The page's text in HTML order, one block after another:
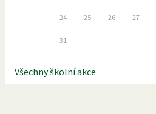
24 25 26 27
31
Všechny školní akce